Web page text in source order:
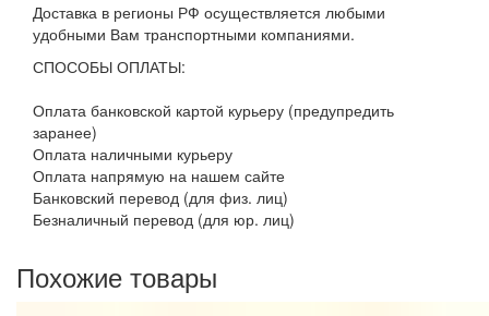
Доставка в регионы РФ осуществляется любыми
удобными Вам транспортными компаниями.
СПОСОБЫ ОПЛАТЫ:
Оплата банковской картой курьеру (предупредить
заранее)
Оплата наличными курьеру
Оплата напрямую на нашем сайте
Банковский перевод (для физ. лиц)
Безналичный перевод (для юр. лиц)
Похожие товары